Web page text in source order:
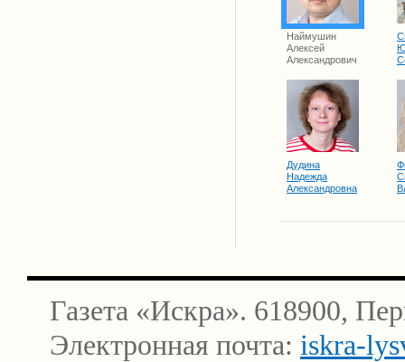
Наймушин
Алексей
Александрович
Дудина
Надежда
Александровна
Газета «Искра». 618900,
Электронная почта: iskra-